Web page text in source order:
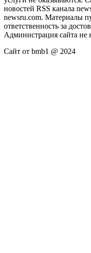
новостей RSS канала
newsru.com. Материалы
ответственность за
Администрация сайта не
Сайт от bmb1 @ 2024